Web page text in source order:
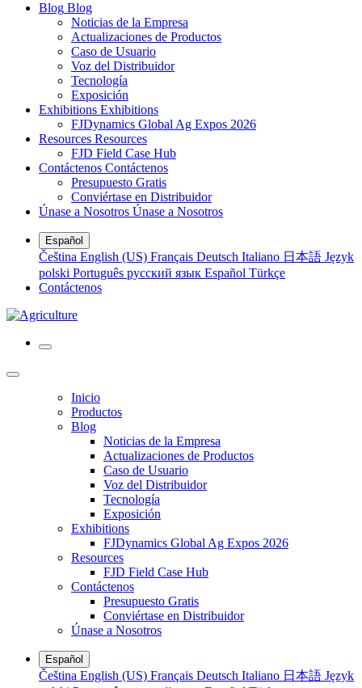
Blog Blog
Noticias de la Empresa
Actualizaciones de Productos
Caso de Usuario
Voz del Distribuidor
Tecnología
Exposición
Exhibitions Exhibitions
FJDynamics Global Ag Expos 2026
Resources Resources
FJD Field Case Hub
Contáctenos Contáctenos
Presupuesto Gratis
Conviértase en Distribuidor
Únase a Nosotros Únase a Nosotros
Español
Čeština English (US) Français Deutsch Italiano 日本語 Język
polski Português русский язык Español Türkçe
Contáctenos
Inicio
Productos
Blog
Noticias de la Empresa
Actualizaciones de Productos
Caso de Usuario
Voz del Distribuidor
Tecnología
Exposición
Exhibitions
FJDynamics Global Ag Expos 2026
Resources
FJD Field Case Hub
Contáctenos
Presupuesto Gratis
Conviértase en Distribuidor
Únase a Nosotros
Español
Čeština English (US) Français Deutsch Italiano 日本語 Język